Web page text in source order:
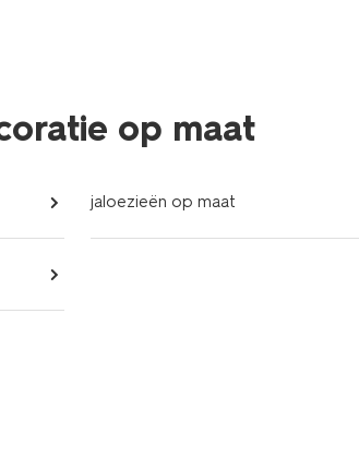
op maat
jaloezieën op maat